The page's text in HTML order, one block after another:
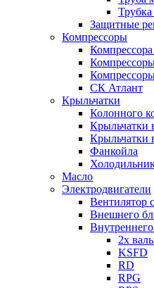
Защитные
Компрессоры
СК Атлант
Крыльчатки
Колонного
Крыльчатки
Крыльчатки
Фанкойла
Масло
Электродвигатели
Вентилятор
Внешнего
2х
KSFD
RD
RPG